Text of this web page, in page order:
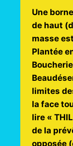
Une
de haut
masse
Plantée
limites
la face
lire «
de la
opposée